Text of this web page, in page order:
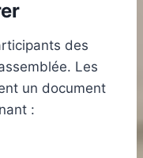
des
Les
un document
: